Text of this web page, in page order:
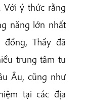
Với ý thức rằng
năng lớn nhất
Thầy đã
trung tâm tu
Âu, cũng như
tại các địa